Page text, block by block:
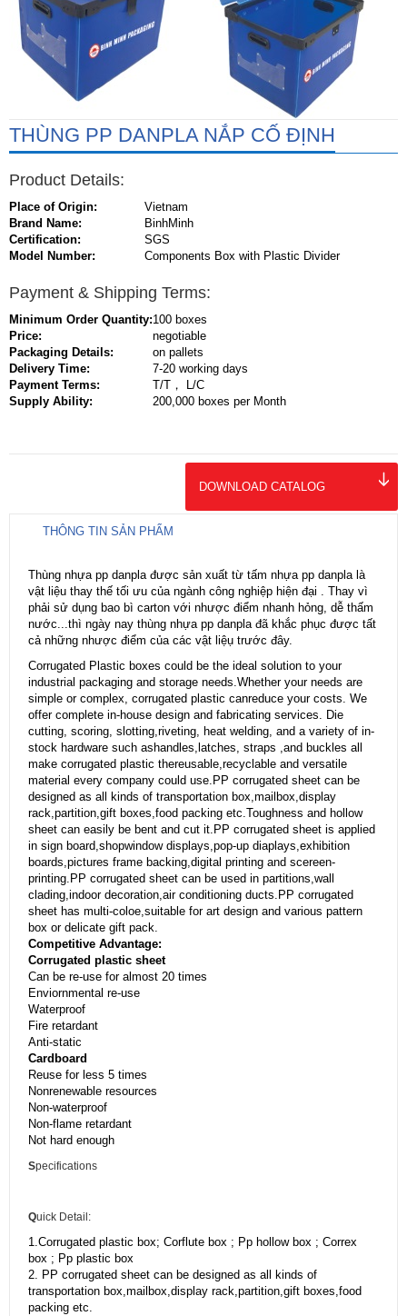
THÙNG PP DANPLA NẮP CỐ ĐỊNH
Product Details:
Place of Origin:
Vietnam
Brand Name:
BinhMinh
Certification:
SGS
Model Number:
Components Box with Plastic Divider
Payment & Shipping Terms:
Minimum Order Quantity:100 boxes
Price:
negotiable
Packaging Details:
on pallets
Delivery Time:
7-20 working days
Payment Terms:
T/T， L/C
Supply Ability:
200,000 boxes per Month
DOWNLOAD CATALOG
THÔNG TIN SẢN PHẨM
Thùng nhựa pp danpla được sản xuất từ tấm nhựa pp danpla là
vật liệu thay thế tối ưu của ngành công nghiệp hiện đại . Thay vì
phải sử dụng bao bì carton với nhược điểm nhanh hỏng, dễ thấm
nước...thì ngày nay thùng nhựa pp danpla đã khắc phục được tất
cả những nhược điểm của các vật liệụ trước đây.
Corrugated Plastic boxes could be the ideal solution to your
industrial packaging and storage needs.Whether your needs are
simple or complex, corrugated plastic canreduce your costs. We
offer complete in-house design and fabricating services. Die
cutting, scoring, slotting,riveting, heat welding, and a variety of in-
stock hardware such ashandles,latches, straps ,and buckles all
make corrugated plastic thereusable,recyclable and versatile
material every company could use.PP corrugated sheet can be
designed as all kinds of transportation box,mailbox,display
rack,partition,gift boxes,food packing etc.Toughness and hollow
sheet can easily be bent and cut it.PP corrugated sheet is applied
in sign board,shopwindow displays,pop-up diaplays,exhibition
boards,pictures frame backing,digital printing and scereen-
printing.PP corrugated sheet can be used in partitions,wall
clading,indoor decoration,air conditioning ducts.PP corrugated
sheet has multi-coloe,suitable for art design and various pattern
box or delicate gift pack.
Competitive Advantage:
Corrugated plastic sheet
Can be re-use for almost 20 times
Enviornmental re-use
Waterproof
Fire retardant
Anti-static
Cardboard
Reuse for less 5 times
Nonrenewable resources
Non-waterproof
Non-flame retardant
Not hard enough
Specifications
Quick Detail:
1.Corrugated plastic box; Corflute box ; Pp hollow box ; Correx
box ; Pp plastic box
2. PP corrugated sheet can be designed as all kinds of
transportation box,mailbox,display rack,partition,gift boxes,food
packing etc.